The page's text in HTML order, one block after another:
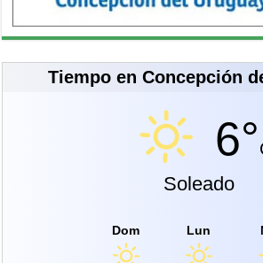
Tiempo en Concepción
6°
Soleado
Dom Lun